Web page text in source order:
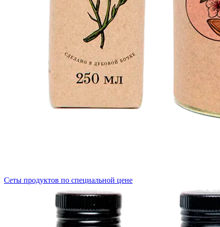
Сеты продуктов по специальной цене